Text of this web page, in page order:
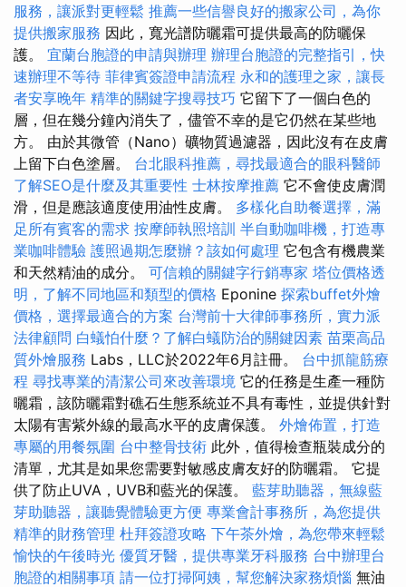
服務，讓派對更輕鬆 推薦一些信譽良好的搬家公司，為你
提供搬家服務 因此，寬光譜防曬霜可提供最高的防曬保
護。 宜蘭台胞證的申請與辦理 辦理台胞證的完整指引，快
速辦理不等待 菲律賓簽證申請流程 永和的護理之家，讓長
者安享晚年 精準的關鍵字搜尋技巧 它留下了一個白色的
層，但在幾分鐘內消失了，儘管不幸的是它仍然在某些地
方。 由於其微管（Nano）礦物質過濾器，因此沒有在皮膚
上留下白色塗層。 台北眼科推薦，尋找最適合的眼科醫師
了解SEO是什麼及其重要性 士林按摩推薦 它不會使皮膚潤
滑，但是應該適度使用油性皮膚。 多樣化自助餐選擇，滿
足所有賓客的需求 按摩師執照培訓 半自動咖啡機，打造專
業咖啡體驗 護照過期怎麼辦？該如何處理 它包含有機農業
和天然精油的成分。 可信賴的關鍵字行銷專家 塔位價格透
明，了解不同地區和類型的價格 Eponine 探索buffet外燴
價格，選擇最適合的方案 台灣前十大律師事務所，實力派
法律顧問 白蟻怕什麼？了解白蟻防治的關鍵因素 苗栗高品
質外燴服務 Labs，LLC於2022年6月註冊。 台中抓龍筋療
程 尋找專業的清潔公司來改善環境 它的任務是生產一種防
曬霜，該防曬霜對礁石生態系統並不具有毒性，並提供針對
太陽有害紫外線的最高水平的皮膚保護。 外燴佈置，打造
專屬的用餐氛圍 台中整骨技術 此外，值得檢查瓶裝成分的
清單，尤其是如果您需要對敏感皮膚友好的防曬霜。 它提
供了防止UVA，UVB和藍光的保護。 藍芽助聽器，無線藍
芽助聽器，讓聽覺體驗更方便 專業會計事務所，為您提供
精準的財務管理 杜拜簽證攻略 下午茶外燴，為您帶來輕鬆
愉快的午後時光 優質牙醫，提供專業牙科服務 台中辦理台
胞證的相關事項 請一位打掃阿姨，幫您解決家務煩惱 無油